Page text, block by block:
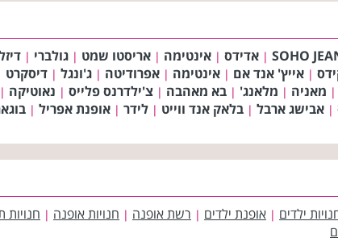
SOHO
| אדידס | אינטימה | אריסטו שמט | גולברי |
| אייץ' אנד אם | אינטימה | אפרודיטה | ג'ונגל | דיסקרט
| מאניה | מלאנג' | בא מאהבה | צ'ילדרנס פלייס | נאוטיקה |
| אבישג ארבל | בלאק אנד ווייט | לידר | אופנת אפריל |
ילדים | אופנת ילדים | רשת אופנה | חנויות אופנה | חנויות